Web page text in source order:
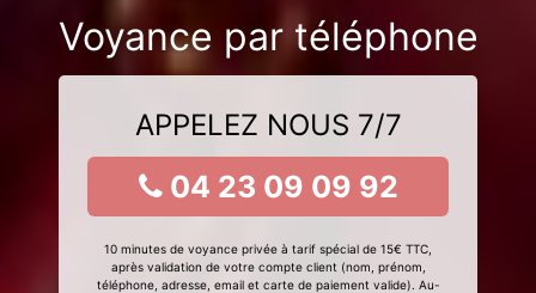
Voyance par téléphone
APPELEZ NOUS 7/7
04 23 09 09 92
10 minutes de voyance privée à tarif spécial de 15€ TTC,
après validation de votre compte client (nom, prénom,
téléphone, adresse, email et carte de paiement valide). Au-